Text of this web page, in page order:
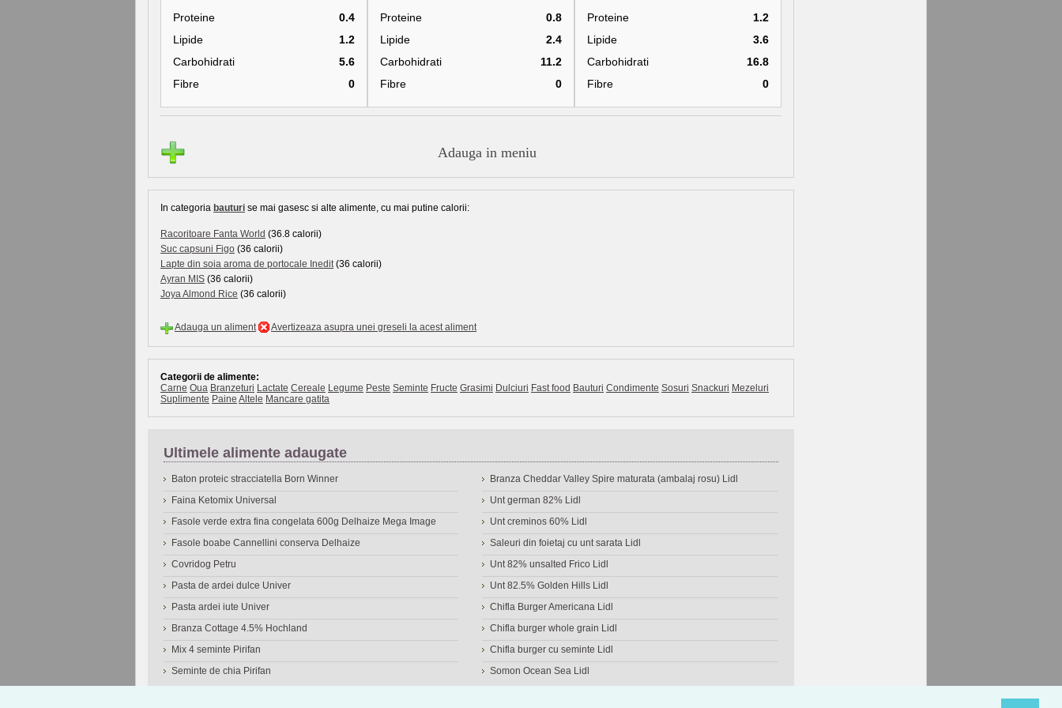
Proteine
0.4
Lipide
1.2
Carbohidrati
5.6
Fibre
0
Proteine
0.8
Lipide
2.4
Carbohidrati
11.2
Fibre
0
Proteine
1.2
Lipide
3.6
Carbohidrati
16.8
Fibre
0
Adauga in meniu
In categoria bauturi se mai gasesc si alte alimente, cu mai putine calorii:
Racoritoare Fanta World (36.8 calorii)
Suc capsuni Figo (36 calorii)
Lapte din soia aroma de portocale Inedit(36 calorii)
Ayran MIS (36 calorii)
Joya Almond Rice (36 calorii)
Adauga un aliment Avertizeaza asupra unei greseli la acest aliment
Categorii de alimente:
Carne Oua Branzeturi Lactate Cereale Legume Peste Seminte Fructe Grasimi Dulciuri Fast food Bauturi Condimente Sosuri Snackuri Mezeluri
Suplimente Paine Altele Mancare gatita
Ultimele alimente adaugate
Baton proteic stracciatella Born Winner
Faina Ketomix Universal
Fasole verde extra fina congelata 600g Delhaize Mega Image
Fasole boabe Cannellini conserva Delhaize
Covridog Petru
Pasta de ardei dulce Univer
Pasta ardei iute Univer
Branza Cottage 4.5% Hochland
Mix 4 seminte Pirifan
Seminte de chia Pirifan
Branza Cheddar Valley Spire maturata (ambalaj rosu) Lidl
Unt german 82% Lidl
Unt creminos 60% Lidl
Saleuri din foietaj cu unt sarata Lidl
Unt 82% unsalted Frico Lidl
Unt 82.5% Golden Hills Lidl
Chifla Burger Americana Lidl
Chifla burger whole grain Lidl
Chifla burger cu seminte Lidl
Somon Ocean Sea Lidl